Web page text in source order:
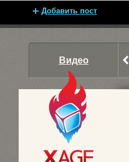
Добавить пост
Видео